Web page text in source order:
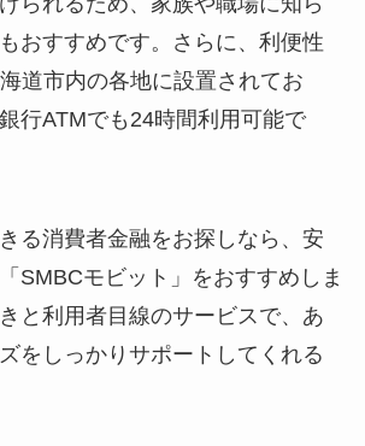
おすすめです。さらに、利便性
道市内の各地に設置されてお
行ATMでも24時間利用可能で
る消費者金融をお探しなら、安
SMBCモビット」をおすすめしま
と利用者目線のサービスで、あ
をしっかりサポートしてくれる